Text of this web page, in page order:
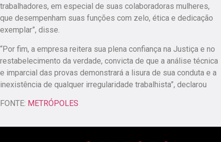
trabalhadores, em especial de suas colaboradoras mulheres,
que desempenham suas funções com zelo, ética e dedicação
exemplar”, disse.
“Por fim, a empresa reitera sua plena confiança na Justiça e no
restabelecimento da verdade, convicta de que a análise técnica
e imparcial das provas demonstrará a lisura de sua conduta e a
inexistência de qualquer irregularidade trabalhista”, declarou
FONTE: METRÓPOLES